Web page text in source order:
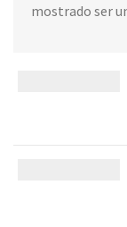
mostrado ser